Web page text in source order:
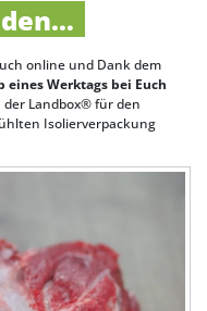
online und Dank dem
eines Werktags bei Euch
Landbox® für den
Isolierverpackung